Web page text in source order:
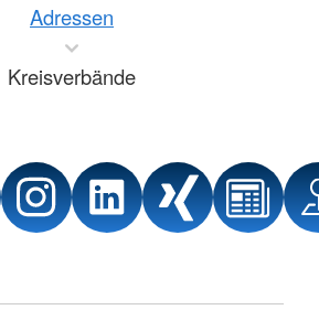
Adressen
Kreisverbände